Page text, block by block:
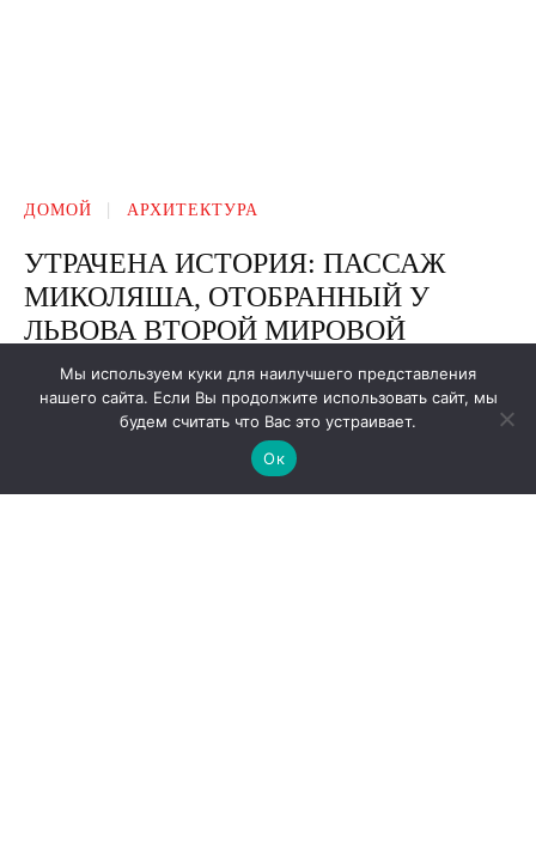
Мы используем куки для наилучшего представления
нашего сайта. Если Вы продолжите использовать сайт, мы
будем считать что Вас это устраивает.
Ок